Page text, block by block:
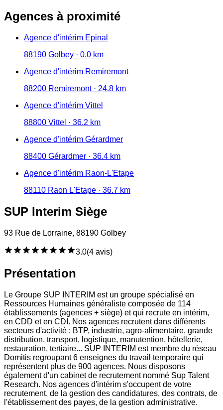
Agences à proximité
Agence d'intérim Epinal
88190 Golbey · 0.0 km
Agence d'intérim Remiremont
88200 Remiremont · 24.8 km
Agence d'intérim Vittel
88800 Vittel · 36.2 km
Agence d'intérim Gérardmer
88400 Gérardmer · 36.4 km
Agence d'intérim Raon-L'Etape
88110 Raon L'Etape · 36.7 km
SUP Interim Siège
93 Rue de Lorraine, 88190 Golbey
3.0(4 avis)
Présentation
Le Groupe SUP INTERIM est un groupe spécialisé en
Ressources Humaines généraliste composée de 114
établissements (agences + siège) et qui recrute en intérim,
en CDD et en CDI. Nos agences recrutent dans différents
secteurs d'activité : BTP, industrie, agro-alimentaire, grande
distribution, transport, logistique, manutention, hôtellerie,
restauration, tertiaire... SUP INTERIM est membre du réseau
Domitis regroupant 6 enseignes du travail temporaire qui
représentent plus de 900 agences. Nous disposons
également d'un cabinet de recrutement nommé Sup Talent
Research. Nos agences d'intérim s'occupent de votre
recrutement, de la gestion des candidatures, des contrats, de
l'établissement des payes, de la gestion administrative.